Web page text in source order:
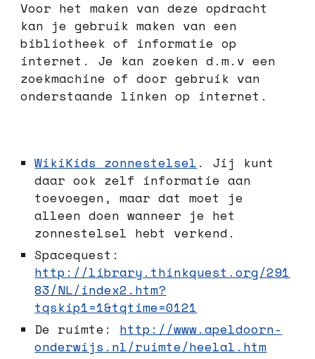
Voor het maken van deze opdracht
kan je gebruik maken van een
bibliotheek of informatie op
internet. Je kan zoeken d.m.v een
zoekmachine of door gebruik van
onderstaande linken op internet.
WikiKids zonnestelsel . Jij kunt
daar ook zelf informatie aan
toevoegen, maar dat moet je
alleen doen wanneer je het
zonnestelsel hebt verkend.
Spacequest:
http://library.thinkquest.org/291
83/NL/index2.htm?
tqskip1=1&tqtime=0121
De ruimte: http://www.apeldoorn-
onderwijs.nl/ruimte/heelal.htm